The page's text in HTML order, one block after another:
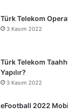
Türk Telekom
3 Kasım 2022
Türk Telekom
Yapılır?
3 Kasım 2022
eFootball 2022